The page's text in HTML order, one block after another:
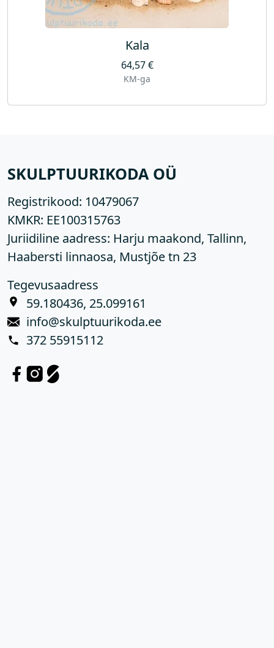
Kala
64,57€
KM-ga
SKULPTUURIKODA OÜ
Registrikood: 10479067
KMKR: EE100315763
Juriidiline aadress: Harju maakond, Tallinn,
Haabersti linnaosa, Mustjõe tn 23
Tegevusaadress
59.180436, 25.099161
info@skulptuurikoda.ee
372 55915112